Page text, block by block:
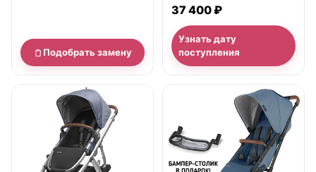
Подобрать замену
37 400 ₽
Узнать дату
поступления